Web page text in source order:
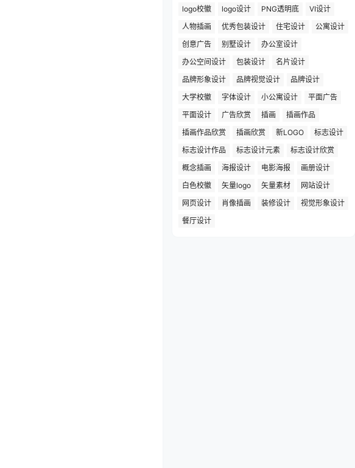
logo校徽 logo设计 PNG透明底
VI设计
人物插画
优秀包装设计 住宅设计
公寓设计
创意广告
别墅设计
办公室设计
办公空间设计
包装设计
名片设计
品牌形象设计
品牌视觉设计
品牌设计
大学校徽
字体设计 小公寓设计
平面广告
平面设计
广告欣赏 插画
插画作品
插画作品欣赏
插画欣赏 新LOGO
标志设计
标志设计作品
标志设计元素
标志设计欣赏
概念插画
海报设计 电影海报
画册设计
白色校徽
矢量logo 矢量素材
网站设计
网页设计
肖像插画 装修设计
视觉形象设计
餐厅设计